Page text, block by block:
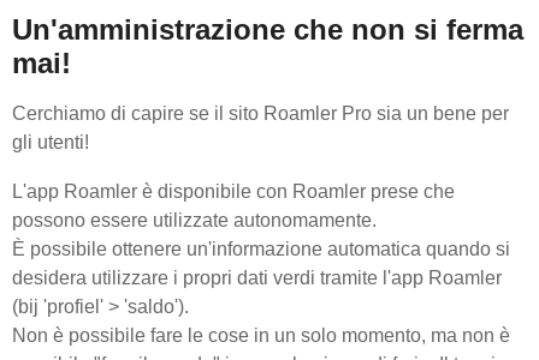
Un'amministrazione che non si ferma
mai!
Cerchiamo di capire se il sito Roamler Pro sia un bene per
gli utenti!
L'app Roamler è disponibile con Roamler prese che
possono essere utilizzate autonomamente.
È possibile ottenere un'informazione automatica quando si
desidera utilizzare i propri dati verdi tramite l'app Roamler
(bij 'profiel' > 'saldo').
Non è possibile fare le cose in un solo momento, ma non è